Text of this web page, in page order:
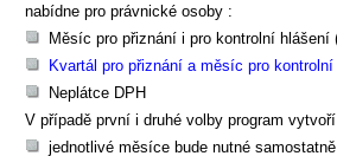
nabídne pro právnické osoby :
Měsíc pro přiznání i pro kontrolní
Kvartál pro přiznání a měsíc pro
Neplátce DPH
V případě první i druhé volby program
jednotlivé měsíce bude nutné samostatně